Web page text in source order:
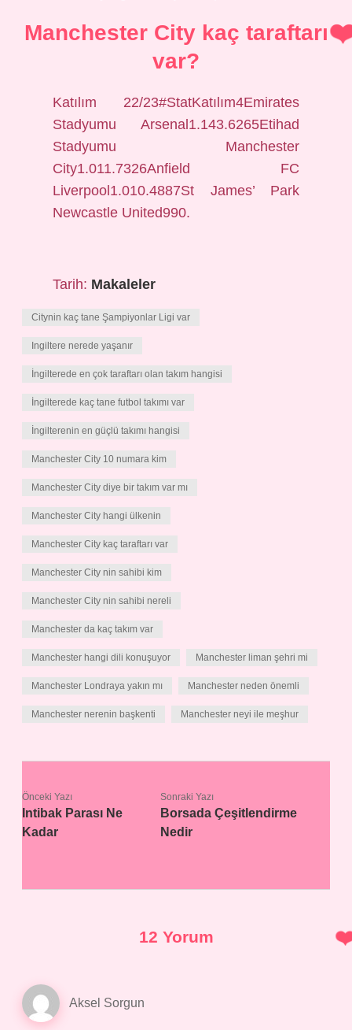
Manchester City kaç taraftarı
var?
Katılım 22/23#StatKatılım4Emirates
Stadyumu Arsenal1.143.6265Etihad
Stadyumu Manchester
City1.011.7326Anfield FC
Liverpool1.010.4887St James’ Park
Newcastle United990.
Tarih: Makaleler
Citynin kaç tane Şampiyonlar Ligi var
Ingiltere nerede yaşanır
İngilterede en çok taraftarı olan takım hangisi
İngilterede kaç tane futbol takımı var
İngilterenin en güçlü takımı hangisi
Manchester City 10 numara kim
Manchester City diye bir takım var mı
Manchester City hangi ülkenin
Manchester City kaç taraftarı var
Manchester City nin sahibi kim
Manchester City nin sahibi nereli
Manchester da kaç takım var
Manchester hangi dili konuşuyor Manchester liman şehri mi
Manchester Londraya yakın mı Manchester neden önemli
Manchester nerenin başkenti Manchester neyi ile meşhur
Önceki Yazı
Intibak Parası Ne
Kadar
Sonraki Yazı
Borsada Çeşitlendirme
Nedir
12 Yorum
Aksel Sorgun